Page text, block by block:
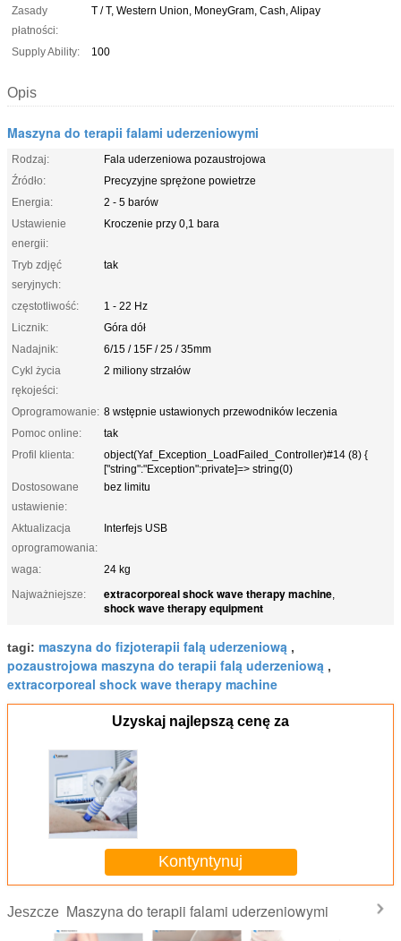
Zasady
płatności:
T / T, Western Union, MoneyGram, Cash, Alipay
Supply Ability: 100
Opis
Maszyna do terapii falami uderzeniowymi
Rodzaj:
Fala uderzeniowa pozaustrojowa
Źródło:
Precyzyjne sprężone powietrze
Energia:
2 - 5 barów
Ustawienie
energii:
Kroczenie przy 0,1 bara
Tryb zdjęć
seryjnych:
tak
częstotliwość:
1 - 22 Hz
Licznik:
Góra dół
Nadajnik:
6/15 / 15F / 25 / 35mm
Cykl życia
rękojeści:
2 miliony strzałów
Oprogramowanie: 8 wstępnie ustawionych przewodników leczenia
Pomoc online:
tak
Profil klienta:
object(Yaf_Exception_LoadFailed_Controller)#14 (8) {
["string":"Exception":private]=> string(0)
Dostosowane
ustawienie:
bez limitu
Aktualizacja
oprogramowania:
Interfejs USB
waga:
24 kg
Najważniejsze:
extracorporeal shock wave therapy machine,
shock wave therapy equipment
tagi: maszyna do fizjoterapii falą uderzeniową ,
pozaustrojowa maszyna do terapii falą uderzeniową ,
extracorporeal shock wave therapy machine
Uzyskaj najlepszą cenę za
Kontyntynuj
Jeszcze Maszyna do terapii falami uderzeniowymi